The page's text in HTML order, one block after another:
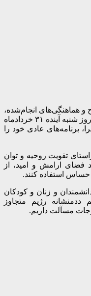
و هماهنگی‌های انجام‌شده،
تمامی مراکز هنری و سینمایی کشور از روز شنبه آینده ۳۱ خردادماه
برنامه‌های عادی خود را
تقویت روحیه و توان
فضای ارامش و امید، از
استفاده کنند.
و زنان و کودکان
رژیم متجاوز
مسآلت داریم.